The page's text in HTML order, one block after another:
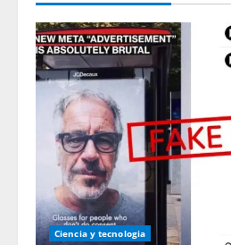
Ciencia y tecnologia